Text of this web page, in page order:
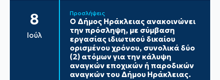
8
Ιούλ
Προσλήψεις
Ο Δήμος Ηράκλειας ανακοινώνει
την πρόσληψη, με σύμβαση
εργασίας ιδιωτικού δικαίου
ορισμένου χρόνου, συνολικά δύο
(2) ατόμων για την κάλυψη
αναγκών εποχικών ή παροδικών
αναγκών του Δήμου Ηράκλειας.